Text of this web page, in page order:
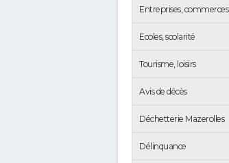
Entreprises, commerces
Ecoles, scolarité
Tourisme, loisirs
Avis de décès
Déchetterie Mazerolles
Délinquance